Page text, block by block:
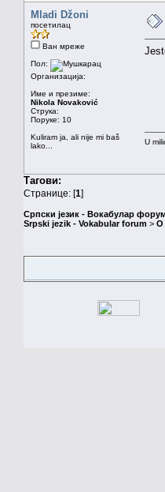
Mladi Džoni
посетилац
Ван мреже
Пол:
Организација:
Име и презиме:
Nikola Novaković
Струка:
Поруке: 10
Kuliram ja, ali nije mi baš
lako...
U
Тагови:
Странице: [1]
Српски језик - Вокабулар
Srpski jezik - Vokabular forum > О